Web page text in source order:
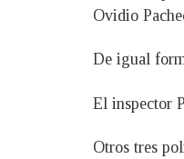
Ovidio
De igual
El inspector
Otros tres